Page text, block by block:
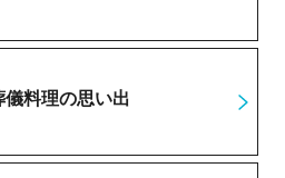
料理の思い出